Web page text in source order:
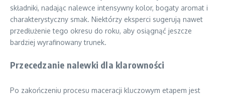
składniki, nadając nalewce intensywny kolor, bogaty aromat i
charakterystyczny smak. Niektórzy eksperci sugerują nawet
przedłużenie tego okresu do roku, aby osiągnąć jeszcze
bardziej wyrafinowany trunek.
Przecedzanie nalewki dla klarowności
Po zakończeniu procesu maceracji kluczowym etapem jest